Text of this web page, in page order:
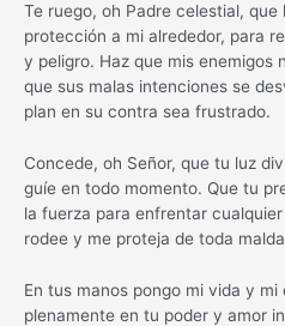
Te ruego, oh Padre celestial,
protección a mi alrededor, para
y peligro. Haz que mis enemigos
que sus malas intenciones se
plan en su contra sea frustrado.
Concede, oh Señor, que tu luz
guíe en todo momento. Que tu
la fuerza para enfrentar
rodee y me proteja de toda
En tus manos pongo mi vida y
plenamente en tu poder y amor